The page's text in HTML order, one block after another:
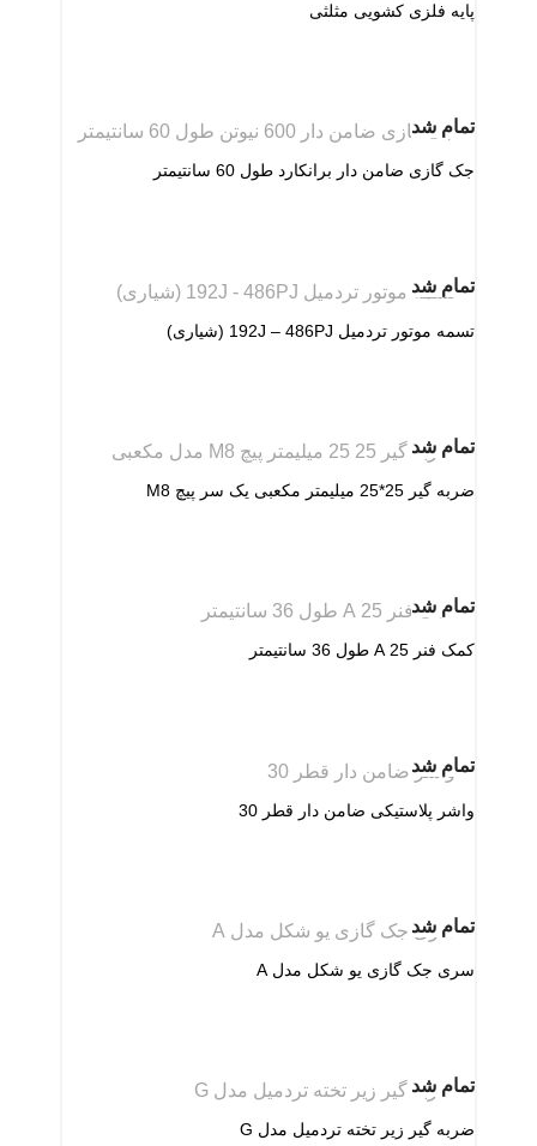
پایه فلزی کشویی مثلثی
تمام شد
جک گازی ضامن دار برانکارد طول 60 سانتیمتر
تمام شد
تسمه موتور تردمیل 192J – 486PJ (شیاری)
تمام شد
ضربه گیر 25*25 میلیمتر مکعبی یک سر پیچ M8
تمام شد
کمک فنر 25 A طول 36 سانتیمتر
تمام شد
واشر پلاستیکی ضامن دار قطر 30
تمام شد
سری جک گازی یو شکل مدل A
تمام شد
ضربه گیر زیر تخته تردمیل مدل G